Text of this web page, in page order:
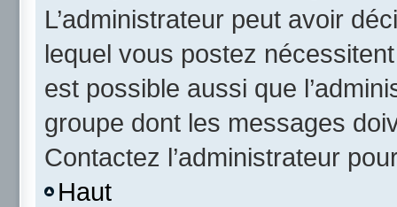
L’administrateur peut avoir
lequel vous postez
est possible aussi que
groupe dont les messages
Contactez l’administrateur
Haut